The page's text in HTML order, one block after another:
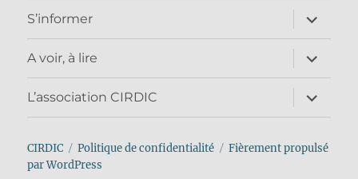
menu
S’informer
ouvrir
le
sous-
menu
A voir, à lire
ouvrir
le
sous-
menu
L’association CIRDIC
ouvrir
le
sous-
CIRDIC Politique de confidentialité
Fièrement propulsé
par WordPress